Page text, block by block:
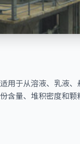
于从溶液、乳液、
含量、堆积密度和